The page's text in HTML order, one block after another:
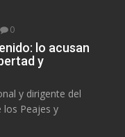
0
lo acusan
y
y dirigente del
los Peajes y